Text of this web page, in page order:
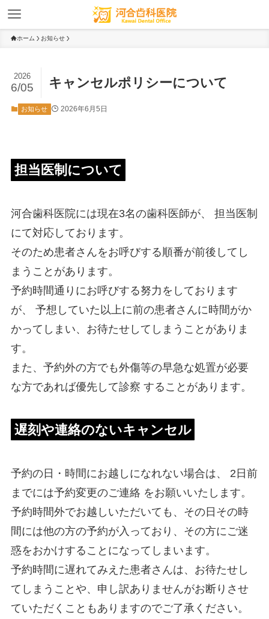
ホーム お知らせ
キャンセルポリシーについて
2026
6/05
お知らせ 2026年6月5日
担当医制について
河合歯科医院には現在3名の歯科医師が、 担当医制
にて対応しております。
そのため患者さんをお呼びする順番が前後してし
まうことがあります。
予約時間通りにお呼びする努力をしております
が、 予想していた以上に前の患者さんに時間がか
かってしまい、お待たせしてしまうことがありま
す。
また、予約外の方でも外傷等の早急な処置が必要
な方であれば優先して診察 することがあります。
遅刻や連絡のないキャンセル
予約の日・時間にお越しになれない場合は、 2日前
までには予約変更のご連絡 をお願いいたします。
予約時間外でお越しいただいても、その日その時
間には他の方の予約が入っており、その方にご迷
惑をおかけすることになってしまいます。
予約時間に遅れてみえた患者さんは、お待たせし
てしまうことや、申し訳ありませんがお断りさせ
ていただくこともありますのでご了承ください。